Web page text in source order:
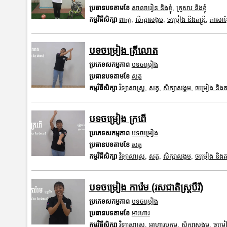
ប្រធានបទតាមខែ សាលារៀន និងខ្ញុំ គ្រួសារ និងខ្ញុំ
កម្មវិធីសិក្សា ពាក្យ សិក្សាសង្គម, ចម្រៀង និងតន្ត្រី ភាសាខ្
បទចម្រៀង ត្រីលោត
ប្រភេទសកម្មភាព បទចម្រៀង
ប្រធានបទតាមខែ សត្វ
កម្មវិធីសិក្សា វិទ្យាសាស្រ្ត សត្វ សិក្សាសង្គម, ចម្រៀង និងត
បទចម្រៀង ក្រពើ
ប្រភេទសកម្មភាព បទចម្រៀង
ប្រធានបទតាមខែ សត្វ
កម្មវិធីសិក្សា វិទ្យាសាស្រ្ត សត្វ សិក្សាសង្គម, ចម្រៀង និងត
បទចម្រៀង ការ៉េម (រសជាតិស្ត្របឺរី)
ប្រភេទសកម្មភាព បទចម្រៀង
ប្រធានបទតាមខែ អារហារ
កម្មវិធីសិក្សា វិទ្យាសាស្រ្ត អាហារូបត្ថម្ភ, សិក្សាសង្គម, ចម្រ